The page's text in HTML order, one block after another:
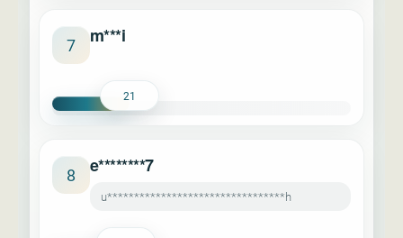
7 m***i
21
8 e********7
u*********************************h